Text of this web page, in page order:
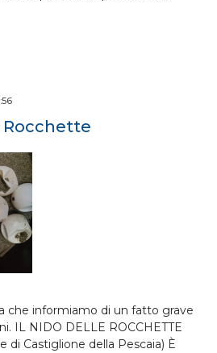
Rocchette
che informiamo di un fatto grave
IL NIDO DELLE ROCCHETTE
di Castiglione della Pescaia) È